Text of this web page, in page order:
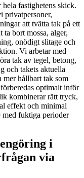
fastighetens skick.
privatpersoner,
att tvätta tak på ett
bort mossa, alger,
onödigt slitage och
Vi arbetar med
tak av tegel, betong,
och takets aktuella
mer hållbart tak som
optimalt inför
kombinerar rätt tryck,
effekt och minimal
fuktiga perioder
i
via